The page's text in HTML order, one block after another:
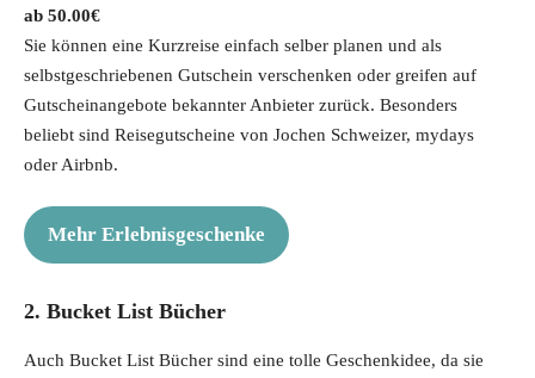
50.00€
Sie können eine Kurzreise einfach selber planen und als
selbstgeschriebenen Gutschein verschenken oder greifen auf
Gutscheinangebote bekannter Anbieter zurück. Besonders
beliebt sind Reisegutscheine von Jochen Schweizer, mydays
oder Airbnb.
Mehr Erlebnisgeschenke
2. Bucket List Bücher
Auch Bucket List Bücher sind eine tolle Geschenkidee, da sie